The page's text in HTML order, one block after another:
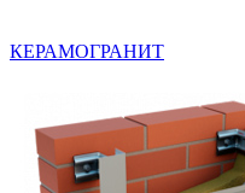
КЕРАМОГРАНИТ